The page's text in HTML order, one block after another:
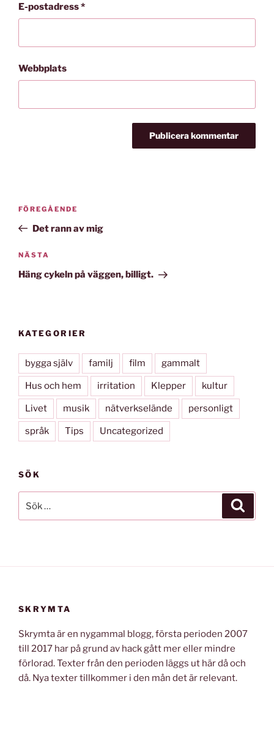
E-postadress*
Webbplats
Inläggsnavigering
Föregående
inlägg
FÖREGÅENDE
Det rann av mig
Nästa
inlägg
NÄSTA
Häng cykeln på väggen, billigt.
KATEGORIER
bygga själv familj film gammalt
Hus och hem irritation Klepper kultur
Livet musik nätverkselände personligt
språk Tips Uncategorized
SÖK
efter:
SKRYMTA
Skrymta är en nygammal blogg, första perioden 2007
till 2017 har på grund av hack gått mer eller mindre
förlorad. Texter från den perioden läggs ut här då och
då. Nya texter tillkommer i den mån det är relevant.